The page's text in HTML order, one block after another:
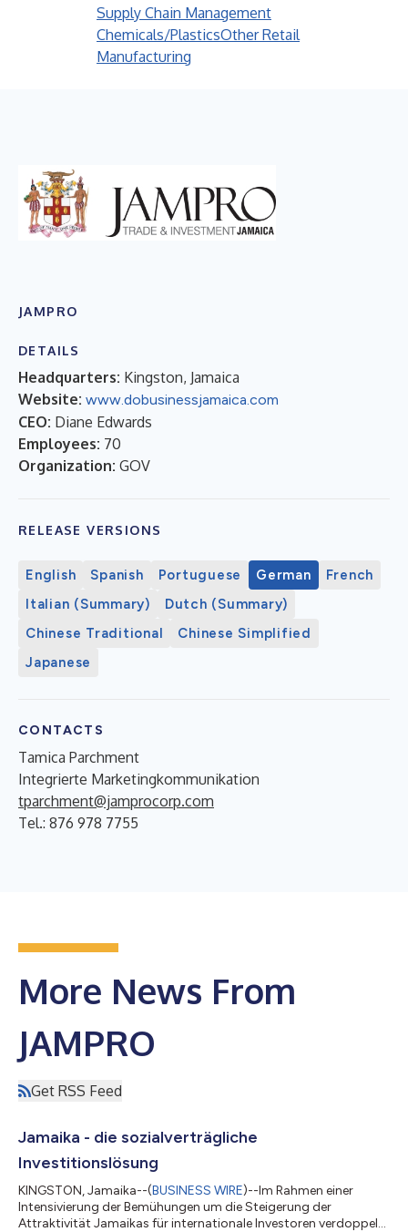
Supply Chain Management
Chemicals/PlasticsOther Retail
Manufacturing
JAMPRO
DETAILS
Headquarters: Kingston, Jamaica
Website: www.dobusinessjamaica.com
CEO: Diane Edwards
Employees: 70
Organization: GOV
RELEASE VERSIONS
English Spanish Portuguese German
French
Italian (Summary)
Dutch (Summary)
Chinese Traditional
Chinese Simplified
Japanese
CONTACTS
Tamica Parchment
Integrierte Marketingkommunikation
tparchment@jamprocorp.com
Tel.: 876 978 7755
More News From
JAMPRO
Get RSS Feed
Jamaika - die sozialverträgliche
Investitionslösung
KINGSTON, Jamaika--(BUSINESS WIRE)--Im Rahmen einer
Intensivierung der Bemühungen um die Steigerung der
Attraktivität Jamaikas für internationale Investoren verdoppelt